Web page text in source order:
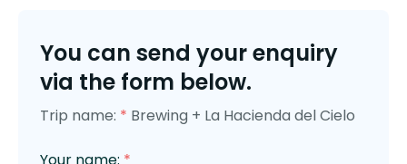
You can send your enquiry
via the form below.
Trip name: * Brewing + La Hacienda del Cielo